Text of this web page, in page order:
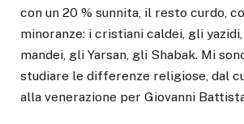
con un 20 % sunnita, il resto curdo,
minoranze: i cristiani caldei, gli
mandei, gli Yarsan, gli Shabak. Mi
studiare le differenze religiose, dal
alla venerazione per Giovanni